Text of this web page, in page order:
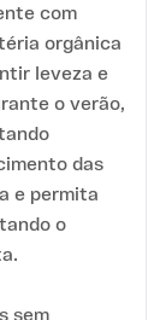
com
orgânica
leveza e
o verão,
das
e permita
o
sem